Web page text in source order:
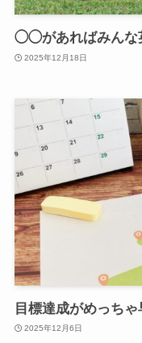
◯◯があればみんな
2025年12月18日
目標達成がめっち
2025年12月6日